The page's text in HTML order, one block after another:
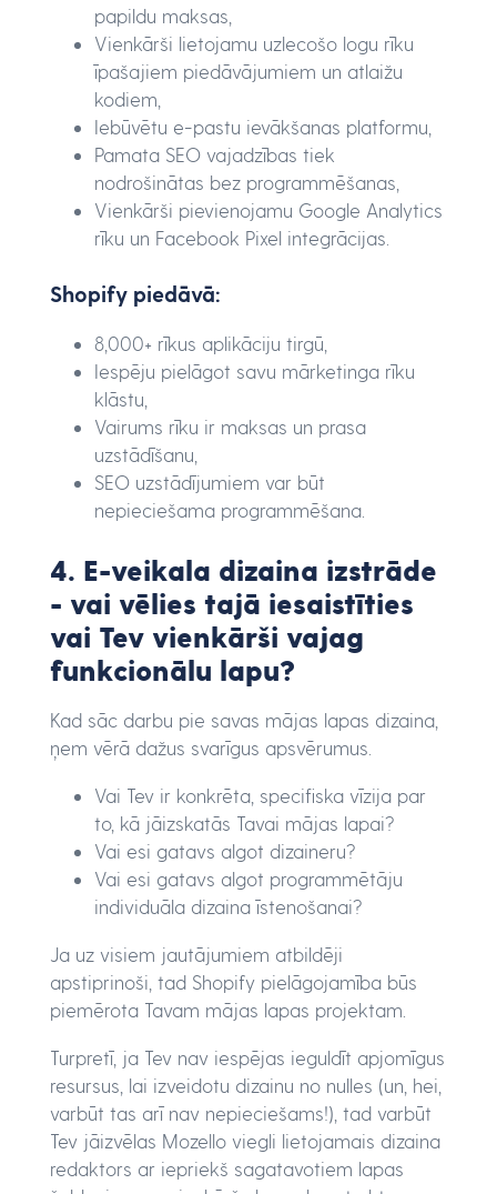
papildu maksas,
Vienkārši lietojamu uzlecošo logu rīku
īpašajiem piedāvājumiem un atlaižu
kodiem,
Iebūvētu e-pastu ievākšanas platformu,
Pamata SEO vajadzības tiek
nodrošinātas bez programmēšanas,
Vienkārši pievienojamu Google Analytics
rīku un Facebook Pixel integrācijas.
Shopify piedāvā:
8,000+ rīkus aplikāciju tirgū,
Iespēju pielāgot savu mārketinga rīku
klāstu,
Vairums rīku ir maksas un prasa
uzstādīšanu,
SEO uzstādījumiem var būt
nepieciešama programmēšana.
4. E-veikala dizaina izstrāde
- vai vēlies tajā iesaistīties
vai Tev vienkārši vajag
funkcionālu lapu?
Kad sāc darbu pie savas mājas lapas dizaina,
ņem vērā dažus svarīgus apsvērumus.
Vai Tev ir konkrēta, specifiska vīzija par
to, kā jāizskatās Tavai mājas lapai?
Vai esi gatavs algot dizaineru?
Vai esi gatavs algot programmētāju
individuāla dizaina īstenošanai?
Ja uz visiem jautājumiem atbildēji
apstiprinoši, tad Shopify pielāgojamība būs
piemērota Tavam mājas lapas projektam.
Turpretī, ja Tev nav iespējas ieguldīt apjomīgus
resursus, lai izveidotu dizainu no nulles (un, hei,
varbūt tas arī nav nepieciešams!), tad varbūt
Tev jāizvēlas Mozello viegli lietojamais dizaina
redaktors ar iepriekš sagatavotiem lapas